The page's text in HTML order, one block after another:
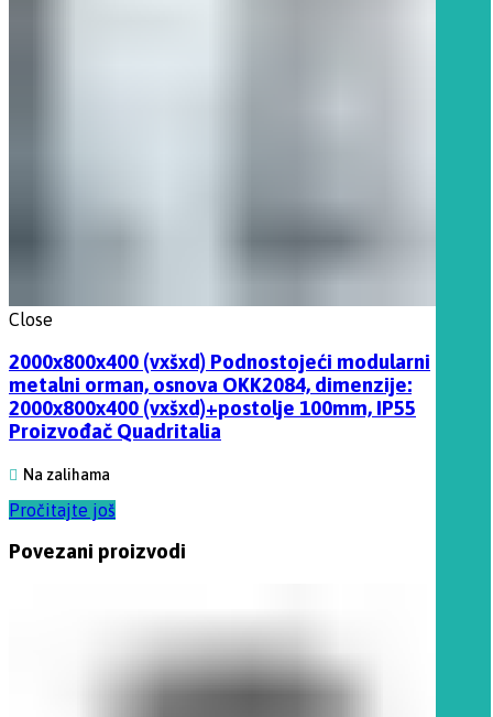
Close
2000x800x400 (vxšxd) Podnostojeći modularni
metalni orman, osnova OKK2084, dimenzije:
2000x800x400 (vxšxd)+postolje 100mm, IP55
Proizvođač Quadritalia
Na zalihama
Pročitajte još
Povezani proizvodi